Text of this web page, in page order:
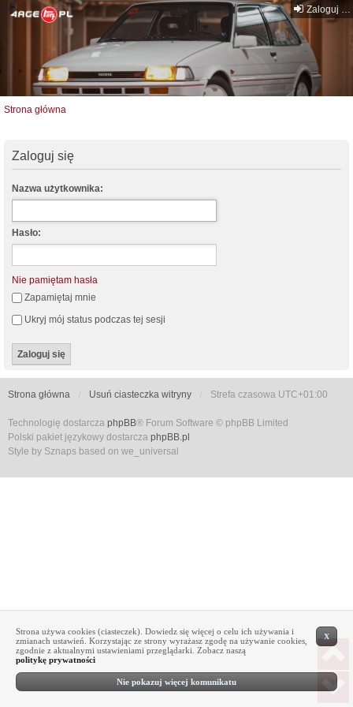
Zaloguj się
Strona główna
Zaloguj się
Nazwa użytkownika:
Hasło:
Nie pamiętam hasła
Zapamiętaj mnie
Ukryj mój status podczas tej sesji
Strona główna Usuń ciasteczka witryny Strefa czasowa UTC+01:00
Technologię dostarcza phpBB® Forum Software © phpBB Limited
Polski pakiet językowy dostarcza phpBB.pl
Style by Sznaps based on we_universal
X
Strona używa cookies (ciasteczek). Dowiedz się więcej o celu ich używania i
zmianach ustawień. Korzystając ze strony wyrażasz zgodę na używanie cookies,
zgodnie z aktualnymi ustawieniami przeglądarki. Zobacz naszą
politykę prywatności
Nie pokazuj więcej komunikatu